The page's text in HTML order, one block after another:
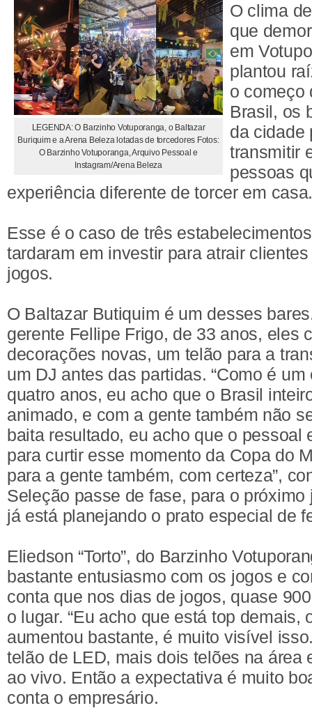
LEGENDA: O Barzinho Votuporanga, o Baltazar
Buriquim e a Arena Beleza lotadas de torcedores Fotos:
O Barzinho Votuporanga, Arquivo Pessoal e
Instagram/Arena Beleza
O clima
que
em
plantou
o começo
Brasil, os
da cidade
transmitir
pessoas
experiência diferente de torcer em
Esse é o caso de três
tardaram em investir para atrair
jogos.
O Baltazar Butiquim é um desses
gerente Fellipe Frigo, de 33 anos, eles
decorações novas, um telão para a
um DJ antes das partidas. “Como é
quatro anos, eu acho que o Brasil
animado, e com a gente também não
baita resultado, eu acho que o pessoal
para curtir esse momento da Copa do
para a gente também, com certeza”,
Seleção passe de fase, para o
já está planejando o prato especial de
Eliedson “Torto”, do Barzinho
bastante entusiasmo com os jogos e
conta que nos dias de jogos, quase
o lugar. “Eu acho que está top demais,
aumentou bastante, é muito visível
telão de LED, mais dois telões na área
ao vivo. Então a expectativa é muito
conta o empresário.